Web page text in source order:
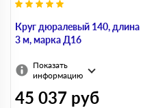
Круг дюралевый 140, длина
3 м, марка Д16
Показать
информацию
45 037 руб